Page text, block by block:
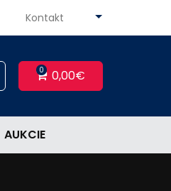
Kontakt
0 0,00€
AUKCIE